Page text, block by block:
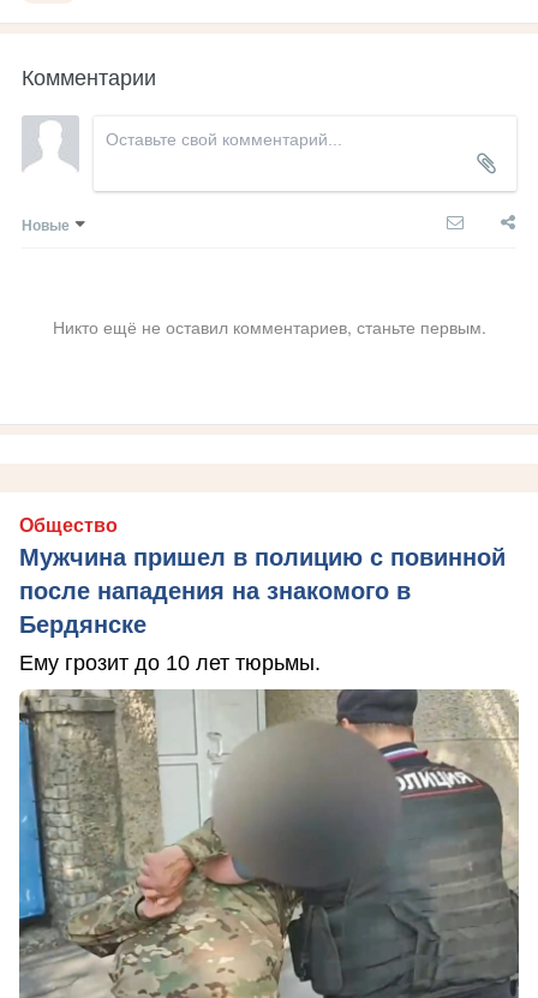
Комментарии
Новые
Никто ещё не оставил комментариев, станьте первым.
Общество
Мужчина пришел в полицию с повинной
после нападения на знакомого в
Бердянске
Ему грозит до 10 лет тюрьмы.